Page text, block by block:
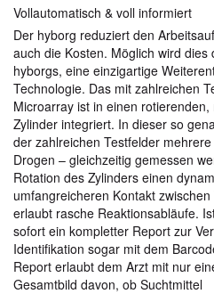
Vollautomatisch & voll informiert
Der hyborg reduziert den
auch die Kosten. Möglich wird
hyborgs, eine einzigartige
Technologie. Das mit zahlreichen
Microarray ist in einen
Zylinder integriert. In dieser so
der zahlreichen Testfelder
Drogen – gleichzeitig gemessen
Rotation des Zylinders einen
umfangreicheren Kontakt
erlaubt rasche Reaktionsabläufe.
sofort ein kompletter Report zur
Identifikation sogar mit dem
Report erlaubt dem Arzt mit nur
Gesamtbild davon, ob Suchtmittel